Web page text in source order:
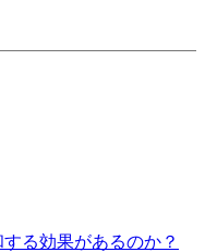
る効果があるのか？